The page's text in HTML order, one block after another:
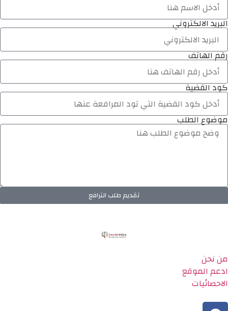
البريد الالكتروني
رقم الهاتف
كود القضية
موضوع الطلب
تقديم طلب الترافع
من نحن
ادعم الموقع
الاحصائيات